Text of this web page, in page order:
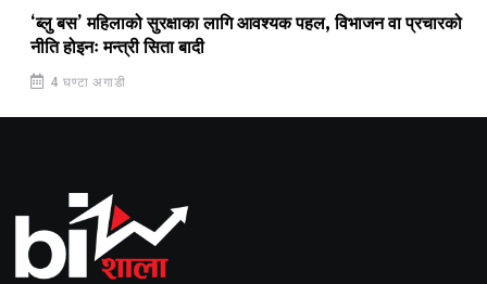
‘ब्लु बस’ महिलाको सुरक्षाका लागि आवश्यक पहल, विभाजन वा प्रचारको
नीति होइनः मन्त्री सिता बादी
4 घण्टा अगाडी